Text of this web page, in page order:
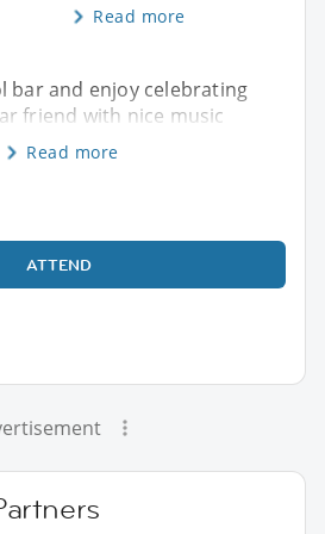
Read more
bar and enjoy celebrating
friend with nice music
Read more
ATTEND